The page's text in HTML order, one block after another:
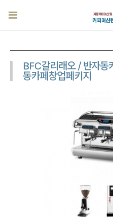
BFC갈리래오 / 반자동
동카페창업페키지